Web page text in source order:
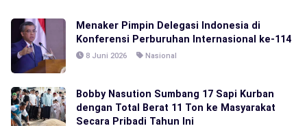
Menaker Pimpin Delegasi Indonesia di
Konferensi Perburuhan Internasional ke-114
8 Juni 2026 Nasional
Bobby Nasution Sumbang 17 Sapi Kurban
dengan Total Berat 11 Ton ke Masyarakat
Secara Pribadi Tahun Ini